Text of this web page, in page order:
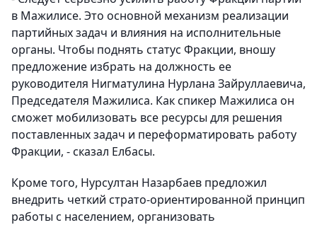
в Мажилисе. Это основной механизм реализации
партийных задач и влияния на исполнительные
органы. Чтобы поднять статус Фракции, вношу
предложение избрать на должность ее
руководителя Нигматулина Нурлана Зайруллаевича,
Председателя Мажилиса. Как спикер Мажилиса он
сможет мобилизовать все ресурсы для решения
поставленных задач и переформатировать работу
Фракции, - сказал Елбасы.
Кроме того, Нурсултан Назарбаев предложил
внедрить четкий страто-ориентированной принцип
работы с населением, организовать